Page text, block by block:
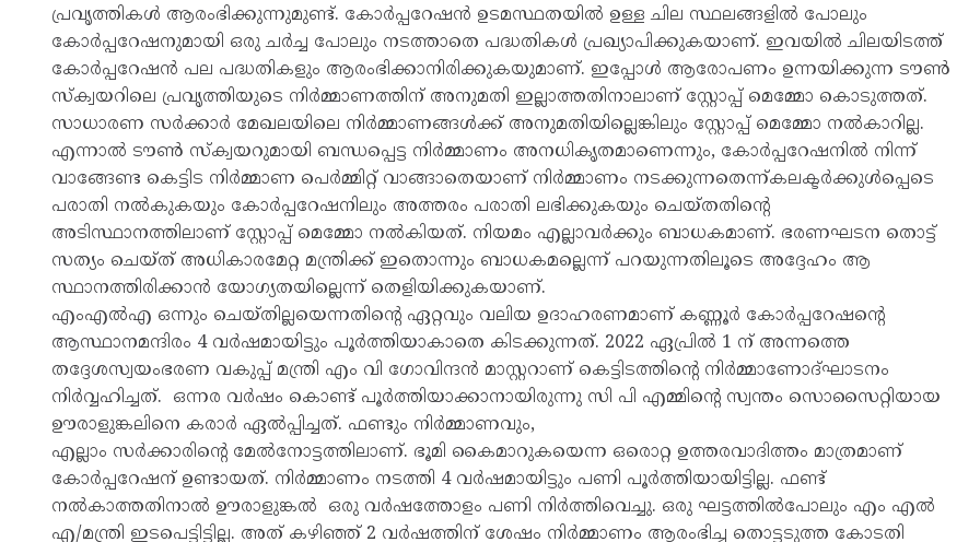
പ്രവൃത്തികള്‍ ആരംഭിക്കുന്നുമുണ്ട്. കോര്‍പ്പറേഷന്‍ ഉടമസ്ഥതയില്‍ ഉള്ള ചില സ്ഥലങ്ങളില്‍ പോലും
കോര്‍പ്പറേഷനുമായി ഒരു ചര്‍ച്ച പോലും നടത്താതെ പദ്ധതികള്‍ പ്രഖ്യാപിക്കുകയാണ്. ഇവയില്‍ ചിലയിടത്ത്
കോര്‍പ്പറേഷന്‍ പല പദ്ധതികളും ആരംഭിക്കാനിരിക്കുകയുമാണ്. ഇപ്പോള്‍ ആരോപണം ഉന്നയിക്കുന്ന ടൗണ്‍
സ്ക്വയറിലെ പ്രവൃത്തിയുടെ നിര്‍മ്മാണത്തിന് അനുമതി ഇല്ലാത്തതിനാലാണ് സ്റ്റോപ്പ് മെമ്മോ കൊടുത്തത്.
സാധാരണ സര്‍ക്കാര്‍ മേഖലയിലെ നിര്‍മ്മാണങ്ങള്‍ക്ക് അനുമതിയില്ലെങ്കിലും സ്റ്റോപ്പ് മെമ്മോ നല്‍കാറില്ല.
എന്നാല്‍ ടൗണ്‍ സ്ക്വയറുമായി ബന്ധപ്പെട്ട നിര്‍മ്മാണം അനധികൃതമാണെന്നും, കോര്‍പ്പറേഷനില്‍ നിന്ന്
വാങ്ങേണ്ട കെട്ടിട നിര്‍മ്മാണ പെര്‍മ്മിറ്റ് വാങ്ങാതെയാണ് നിര്‍മ്മാണം നടക്കുന്നതെന്ന്കലക്ടര്‍ക്കുള്‍പ്പെടെ
പരാതി നല്‍കുകയും കോര്‍പ്പറേഷനിലും അത്തരം പരാതി ലഭിക്കുകയും ചെയ്തതിന്‍റെ
അടിസ്ഥാനത്തിലാണ് സ്റ്റോപ്പ് മെമ്മോ നല്‍കിയത്. നിയമം എല്ലാവര്‍ക്കും ബാധകമാണ്. ഭരണഘടന തൊട്ട്
സത്യം ചെയ്ത് അധികാരമേറ്റ മന്ത്രിക്ക് ഇതൊന്നും ബാധകമല്ലെന്ന് പറയുന്നതിലൂടെ അദ്ദേഹം ആ
സ്ഥാനത്തിരിക്കാന്‍ യോഗ്യതയില്ലെന്ന് തെളിയിക്കുകയാണ്.
എംഎല്‍എ ഒന്നും ചെയ്തില്ലയെന്നതിന്‍റെ ഏറ്റവും വലിയ ഉദാഹരണമാണ് കണ്ണൂര്‍ കോര്‍പ്പറേഷന്‍റെ
ആസ്ഥാനമന്ദിരം 4 വര്‍ഷമായിട്ടും പൂര്‍ത്തിയാകാതെ കിടക്കുന്നത്. 2022 ഏപ്രില്‍ 1 ന് അന്നത്തെ
തദ്ദേശസ്വയംഭരണ വകുപ്പ് മന്ത്രി എം വി ഗോവിന്ദന്‍ മാസ്റ്ററാണ് കെട്ടിടത്തിന്‍റെ നിര്‍മ്മാണോദ്ഘാടനം
നിര്‍വ്വഹിച്ചത്. ഒന്നര വര്‍ഷം കൊണ്ട് പൂര്‍ത്തിയാക്കാനായിരുന്നു സി പി എമ്മിന്‍റെ സ്വന്തം സൊസൈറ്റിയായ
ഊരാളുങ്കലിനെ കരാര്‍ ഏല്‍പ്പിച്ചത്. ഫണ്ടും നിര്‍മ്മാണവും,
എല്ലാം സര്‍ക്കാരിന്‍റെ മേല്‍നോട്ടത്തിലാണ്. ഭൂമി കൈമാറുകയെന്ന ഒരൊറ്റ ഉത്തരവാദിത്തം മാത്രമാണ്
കോര്‍പ്പറേഷന് ഉണ്ടായത്. നിര്‍മ്മാണം നടത്തി 4 വര്‍ഷമായിട്ടും പണി പൂര്‍ത്തിയായിട്ടില്ല. ഫണ്ട്
നല്‍കാത്തതിനാല്‍ ഊരാളുങ്കല്‍ ഒരു വര്‍ഷത്തോളം പണി നിര്‍ത്തിവെച്ചു. ഒരു ഘട്ടത്തില്‍പോലും എം എല്‍
എ/മന്ത്രി ഇടപെട്ടിട്ടില്ല. അത് കഴിഞ്ഞ് 2 വര്‍ഷത്തിന് ശേഷം നിര്‍മ്മാണം ആരംഭിച്ച തൊട്ടടുത്ത കോടതി